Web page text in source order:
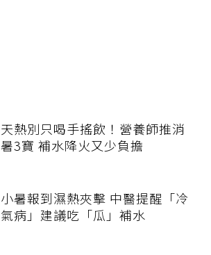
天熱別只喝手搖飲！營養師推消
暑3寶 補水降火又少負擔
小暑報到濕熱夾擊 中醫提醒「冷
氣病」建議吃「瓜」補水